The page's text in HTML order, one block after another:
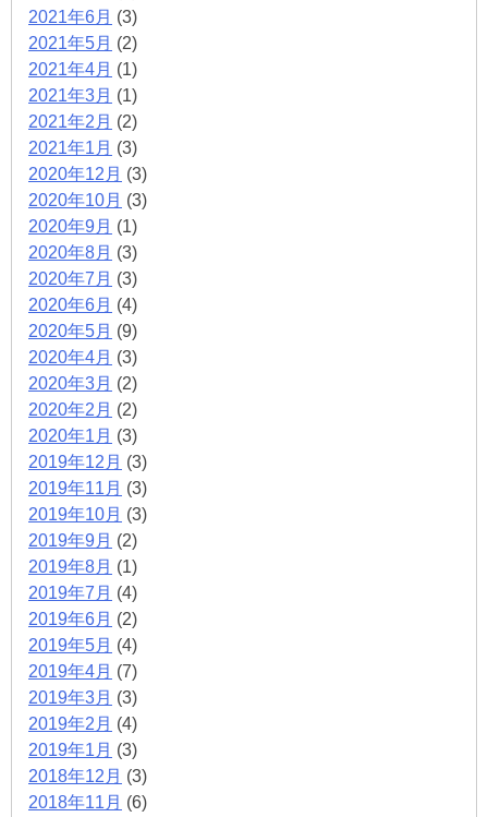
2021年6月 (3)
2021年5月 (2)
2021年4月 (1)
2021年3月 (1)
2021年2月 (2)
2021年1月 (3)
2020年12月 (3)
2020年10月 (3)
2020年9月 (1)
2020年8月 (3)
2020年7月 (3)
2020年6月 (4)
2020年5月 (9)
2020年4月 (3)
2020年3月 (2)
2020年2月 (2)
2020年1月 (3)
2019年12月 (3)
2019年11月 (3)
2019年10月 (3)
2019年9月 (2)
2019年8月 (1)
2019年7月 (4)
2019年6月 (2)
2019年5月 (4)
2019年4月 (7)
2019年3月 (3)
2019年2月 (4)
2019年1月 (3)
2018年12月 (3)
2018年11月 (6)